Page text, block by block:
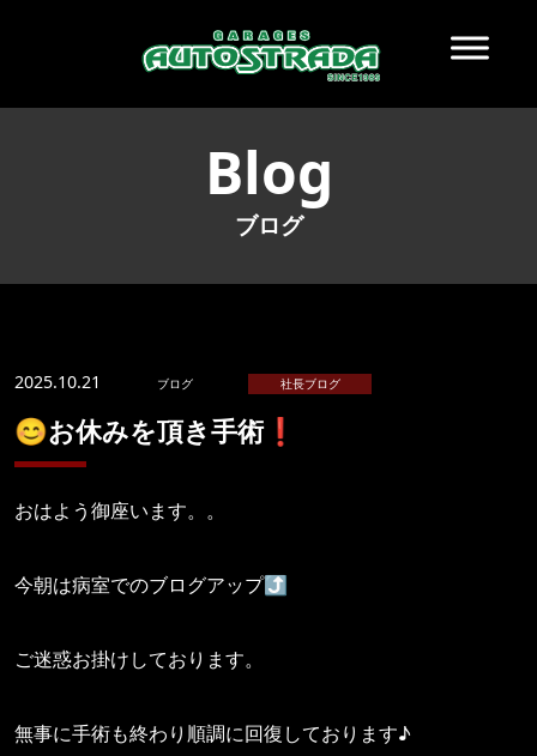
Blog
ブログ
2025.10.21 ブログ 社長ブログ
😊お休みを頂き手術❗️
おはよう御座います。。
今朝は病室でのブログアップ⤴️
ご迷惑お掛けしております。
無事に手術も終わり順調に回復しております♪